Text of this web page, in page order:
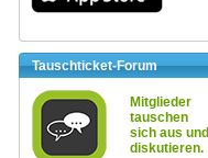
Tauschticket-Forum
Mitglieder
tauschen
sich aus und
diskutieren.